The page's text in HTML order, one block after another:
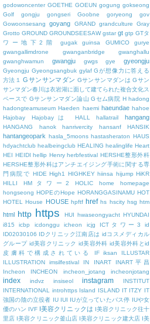
godowoncenter GOETHE GOEUN gogung gokseong
Golf
gongju gongseri Goobne goryeong
gov
Gowoonsesang
goyang GRAND grandculture
Gray
Grotto GROUND GROUNDSEESAW gstar gt gtp GTタ
ワー地下2階
gugak guinsa GUMICO
gurye
gwangallimdrone
gwanganbridge
gwanghallu
gwanghwamun
gwangju gwgs gye gyeongju
Gyeongju Gyeongsangbuk gylaf Gが想像力に答える
方法１
Gサンサンマダン Gサンサンマダンは Gサン
サンマダン春川は衣岩湖に面して建てられた複合文化ス
ペースで Gサンサンマダン論山 Gセム病院 H hadong
hadongteamuseum Haeden haemi haeundae hahoe
Hajobay
Hajobayは HALL hallatrail hangang
HANGANG hanok hanrivercity hansanf HANSIK
hantangeopark hasla_5moons hastasheraton HAUS
hdyachtclub healbeingclub HEALING healinglife Heart
HEI HEIDI hellip Henry herbfestival HERSHE整形外科
HERSHE整形外科はアンチエイジング手術に関する専
門病院で HIDE High1 HIGHKEY hiinsa hijump HiKR
HILLI
HMタワー2 HOLIC home
homepage
hongseong HOPEのHope HORANGGASINAMU HOT
HOTEL
House HOUSE hpftf href hs hscity hsg htm
html http https HUI hwaseongyacht HYUNDAI
i815
icbp icdonggu icheon icjg ICTタワー3
id
ID02030106 IDクリニック江南店は idコスメディカル
グループ id美容クリニック id美容外科 id美容外科とid
皮膚科で構成されている
IF iksan
ILLUSTAR
ILLUSTRATION
imsilfestival IN INART
INART平昌
Incheon
INCHEON incheon_jotang incheonjotang
index indvz insiseol instagram
INSTITUT
INTERNATIONAL
introhttps Island ISLAND IT ITZY IT
強国の陰の立役者 IU IUI IUが立っていたバス停 IUや女
優のハン IVF I美容クリニックは I美容クリニック往十
里店 I美容クリニック釜山店 I美容クリニック建大店 I美